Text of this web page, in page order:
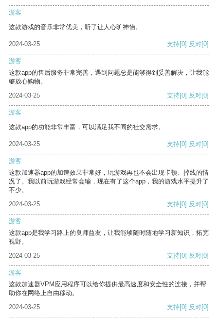
游客
这款游戏的音乐非常优美，听了让人心旷神怡。
2024-03-25 支持[0] 反对[0]
游客
这款app的售后服务非常完善，遇到问题总是能够得到妥善解决，让我能
够放心购物。
2024-03-25
支持[0] 反对[0]
游客
这款app的功能非常丰富，可以满足我不同的社交需求。
2024-03-25 支持[0] 反对[0]
游客
这款加速器app的加速效果非常好，玩游戏再也不会出现卡顿、掉线的情
况了。我以前玩游戏经常会输，现在有了这个app，我的游戏水平提升了
不少。
2024-03-25
支持[0] 反对[0]
游客
这款app是我学习路上的良师益友，让我能够随时随地学习新知识，拓宽
视野。
2024-03-25
支持[0] 反对[0]
游客
这款加速器VPM应用程序可以给你提供最高速度和安全性的连接，并帮
助你在网络上自由移动。
2024-03-25
支持[0] 反对[0]